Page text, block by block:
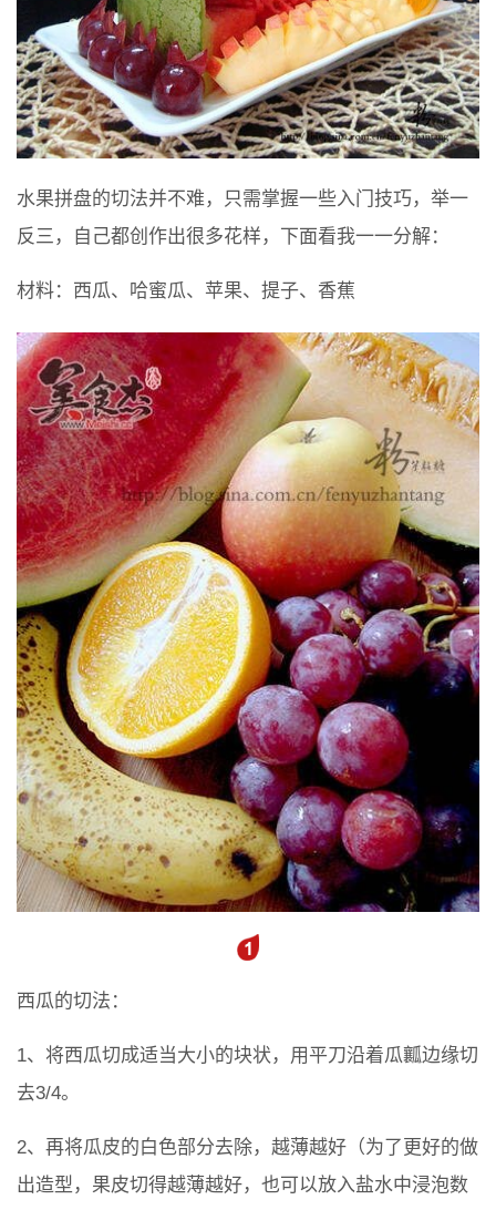
水果拼盘的切法并不难，只需掌握一些入门技巧，举一
反三，自己都创作出很多花样，下面看我一一分解：
材料：西瓜、哈蜜瓜、苹果、提子、香蕉
西瓜的切法：
1、将西瓜切成适当大小的块状，用平刀沿着瓜瓤边缘切
去3/4。
2、再将瓜皮的白色部分去除，越薄越好（为了更好的做
出造型，果皮切得越薄越好，也可以放入盐水中浸泡数